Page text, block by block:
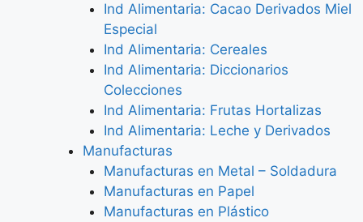
Ind Alimentaria: Cacao Derivados Miel
Especial
Ind Alimentaria: Cereales
Ind Alimentaria: Diccionarios
Colecciones
Ind Alimentaria: Frutas Hortalizas
Ind Alimentaria: Leche y Derivados
Manufacturas
Manufacturas en Metal – Soldadura
Manufacturas en Papel
Manufacturas en Plástico